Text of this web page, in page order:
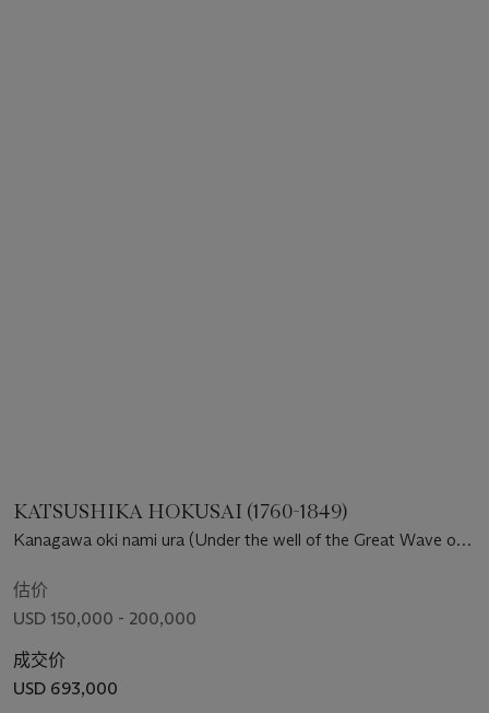
KATSUSHIKA HOKUSAI (1760-1849)
Kanagawa oki nami ura (Under the well of the Great Wave off
估价
USD 150,000 - 200,000
成交价
USD 693,000